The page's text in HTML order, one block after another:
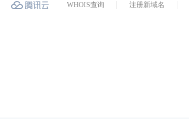
WHOIS查询 注册新域名